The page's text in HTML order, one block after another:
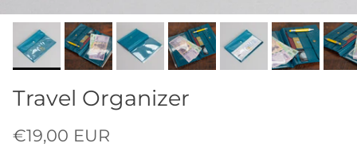
Travel Organizer
€19,00 EUR